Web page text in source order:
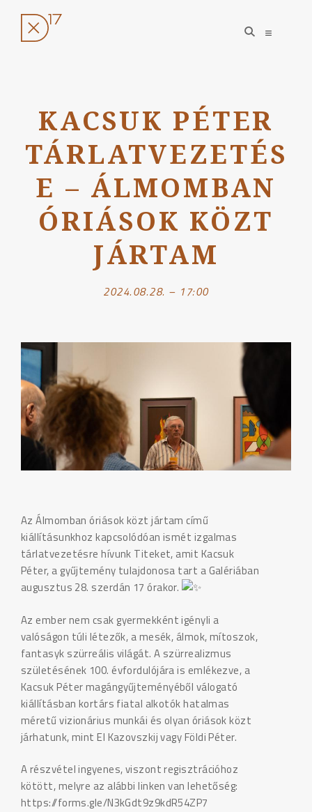
tartalomhoz
open
search
open
KACSUK PÉTER
TÁRLATVEZETÉS
E – ÁLMOMBAN
ÓRIÁSOK KÖZT
JÁRTAM
2024.08.28. – 17:00
Az Álmomban óriások közt jártam című
kiállításunkhoz kapcsolódóan ismét izgalmas
tárlatvezetésre hívunk Titeket, amit Kacsuk
Péter, a gyűjtemény tulajdonosa tart a Galériában
augusztus 28. szerdán 17 órakor.
Az ember nem csak gyermekként igényli a
valóságon túli létezők, a mesék, álmok, mítoszok,
fantasyk szürreális világát. A szürrealizmus
születésének 100. évfordulójára is emlékezve, a
Kacsuk Péter magángyűjteményéből válogató
kiállításban kortárs fiatal alkotók hatalmas
méretű vizionárius munkái és olyan óriások közt
járhatunk, mint El Kazovszkij vagy Földi Péter.
A részvétel ingyenes, viszont regisztrációhoz
kötött, melyre az alábbi linken van lehetőség:
https://forms.gle/N3kGdt9z9kdR54ZP7